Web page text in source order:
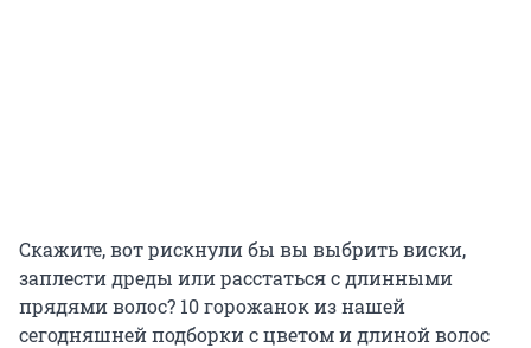
Скажите, вот рискнули бы вы выбрить виски,
заплести дреды или расстаться с длинными
прядями волос? 10 горожанок из нашей
сегодняшней подборки с цветом и длиной волос